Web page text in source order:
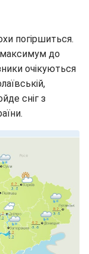
погіршиться.
максимум до
очікуються
сніг з